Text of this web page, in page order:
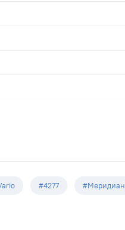
#4277 #Меридиан